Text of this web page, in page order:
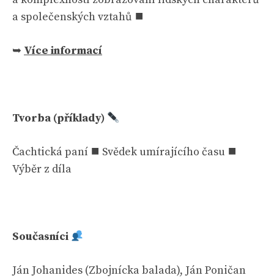
a společenských vztahů ⯀
➥ Více informací
Tvorba (příklady)
Čachtická paní ⯀ Svědek umírajícího času ⯀
Výběr z díla
Současníci
Ján Johanides (Zbojnícka balada), Ján Poničan